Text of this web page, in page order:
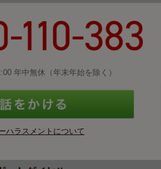
年中無休（年末年始を除く）
ハラスメントについて